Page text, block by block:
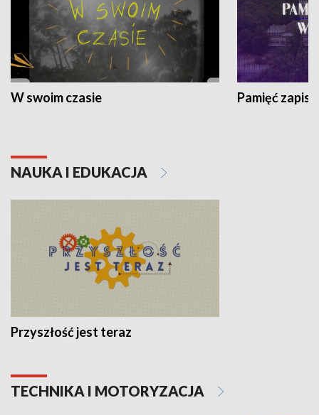
W swoim czasie Pamięć
NAUKA I EDUKACJA
Przyszłość jest teraz
TECHNIKA I MOTORYZACJA